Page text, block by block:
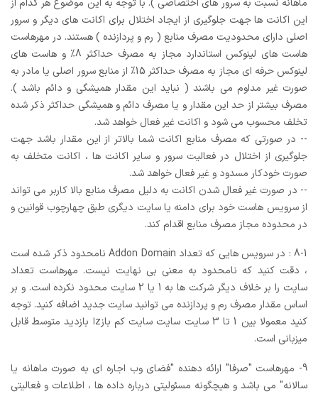
این اکانت ها جهت جلوگیری از ایجاد اختلال برای اکانت های دیگر و سرور
اصلی دارای محدودیت مصرف منابع ( رم و پردازنده ) هستند. در مهرهاست
هاست های لینوکس استاندارد مجاز به مصرف حداکثر 8% و هاست های
لینوکس حرفه ای مجاز به مصرف حداکثر 15% از منابع سرور اصلی یا مادر به
صورت غیر مداوم می باشند ( نباید این مقدار همیشگی و دائم باشد ).
مصرف بیشتر از حد این مقدار و یا مصرف دائم و همیشگی حداکثر ذکر شده
تخلف محسوب می شود و اکانت غیر فعال خواهد شد.
-- در صورتی که مصرف منابع اکانت شما بالاتر از این مقدار باشد جهت
جلوگیری از اختلال در فعالیت سرور و سایر اکانت ها ، اکانت متخلف به
صورت خودکار مسدود و غیر فعال خواهد شد.
-- در صورت غیر فعال شدن اکانت به دلیل مصرف منابع بالا کاربر می تواند
از سرویس هاست خود برای دامنه یا سایت دیگری طبق چهارچوب قوانین و
در محدوده مجاز مصرف منابع اقدام کند.
8-1 : در سرویس هایی که تعداد Addon Domain نامحدود ذکر شده است
، دقت کنید که نامحدود به معنی بی نهایت نیست. مهرهاست تعداد
سایت را بر خلاف دیگر شرکت ها به 1 یا 2 سایت محدود نکرده است. و بر
اساس مقدار مصرف رم و پردازنده می توانید سایت جدید اضافه کنید. توجه
کنید معمولا بین 1 تا 3 سایت سایت سایت کم بازzا بازدید متوسط قابل
میزبانی است.
9- مهرهاست "صرفا" ارائه دهنده "فضای وب اجاره ای به صورت ماهانه یا
سالانه" می باشد و هیچگونه مسئولیتی درباره داده ها ، اطلاعات و فعالیتی